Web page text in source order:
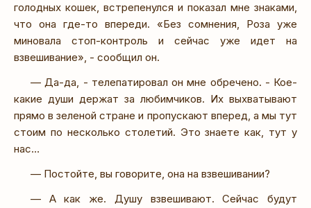
голодных кошек, встрепенулся и показал мне знаками,
что она где-то впереди. «Без сомнения, Роза уже
миновала стоп-контроль и сейчас уже идет на
взвешивание», - сообщил он.
— Да-да, - телепатировал он мне обречено. - Кое-
какие души держат за любимчиков. Их выхватывают
прямо в зеленой стране и пропускают вперед, а мы тут
стоим по несколько столетий. Это знаете как, тут у
нас…
— Постойте, вы говорите, она на взвешивании?
— А как же. Душу взвешивают. Сейчас будут